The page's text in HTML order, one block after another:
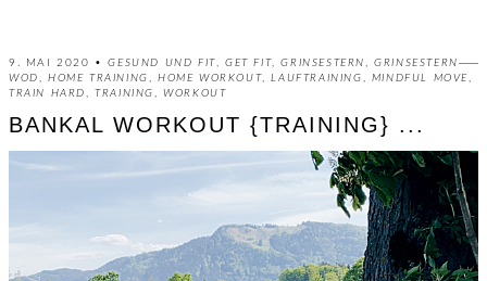
9. MAI 2020 •GESUND UND FIT ,GET FIT ,GRINSESTERN ,GRINSESTERN
WOD
,HOME TRAINING ,HOME WORKOUT ,LAUFTRAINING MINDFUL MOVE
TRAIN HARD
,TRAINING ,WORKOUT
BANKAL WORKOUT {TRAINING} ...